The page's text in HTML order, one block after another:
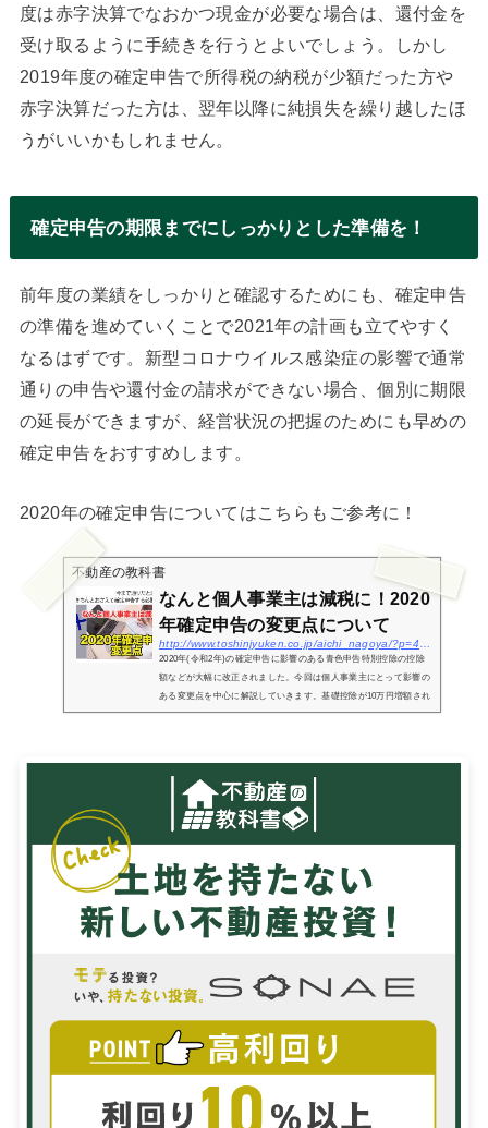
度は赤字決算でなおかつ現金が必要な場合は、還付金を
受け取るように手続きを行うとよいでしょう。しかし
2019年度の確定申告で所得税の納税が少額だった方や
赤字決算だった方は、翌年以降に純損失を繰り越したほ
うがいいかもしれません。
確定申告の期限までにしっかりとした準備を！
前年度の業績をしっかりと確認するためにも、確定申告
の準備を進めていくことで2021年の計画も立てやすく
なるはずです。新型コロナウイルス感染症の影響で通常
通りの申告や還付金の請求ができない場合、個別に期限
の延長ができますが、経営状況の把握のためにも早めの
確定申告をおすすめします。
2020年の確定申告についてはこちらもご参考に！
不動産の教科書
なんと個人事業主は減税に！2020
年確定申告の変更点について
http://www.toshinjyuken.co.jp/aichi_nagoya/?p=4477
2020年(令和2年)の確定申告に影響のある青色申告特別控除の控除
額などが大幅に改正されました。今回は個人事業主にとって影響の
ある変更点を中心に解説していきます。基礎控除が10万円増額され
たことで課税所得が減少する人が増加！2019年まで基礎控除は一律